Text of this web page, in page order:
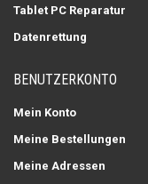
Tablet PC Reparatur
Datenrettung
BENUTZERKONTO
Mein Konto
Meine Bestellungen
Meine Adressen